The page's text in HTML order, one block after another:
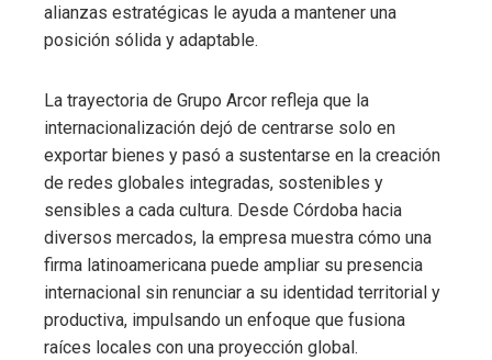
alianzas estratégicas le ayuda a mantener una
posición sólida y adaptable.
La trayectoria de Grupo Arcor refleja que la
internacionalización dejó de centrarse solo en
exportar bienes y pasó a sustentarse en la creación
de redes globales integradas, sostenibles y
sensibles a cada cultura. Desde Córdoba hacia
diversos mercados, la empresa muestra cómo una
firma latinoamericana puede ampliar su presencia
internacional sin renunciar a su identidad territorial y
productiva, impulsando un enfoque que fusiona
raíces locales con una proyección global.